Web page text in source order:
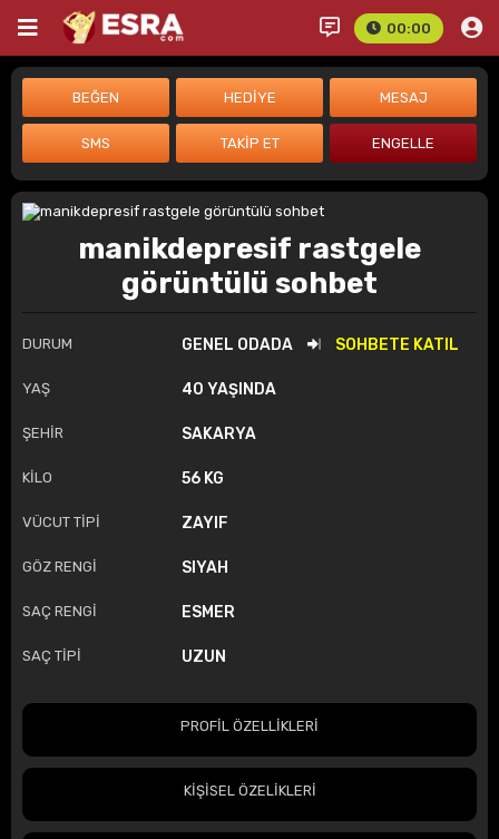
00:00
manikdepresif rastgele
görüntülü sohbet
DURUM GENEL ODADA SOHBETE KATIL
YAŞ 40 YAŞINDA
ŞEHİR SAKARYA
KİLO 56 KG
VÜCUT TİPİ ZAYIF
GÖZ RENGİ SIYAH
SAÇ RENGİ ESMER
SAÇ TİPİ UZUN
PROFİL ÖZELLİKLERİ
KİŞİSEL ÖZELİKLERİ